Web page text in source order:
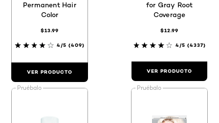
Permanent Hair
Color
$13.99
4/5 (409)
VER PRODUCTO
for Gray Root
Coverage
$12.99
4/5 (4337)
VER PRODUCTO
Pruébalo Pruébalo